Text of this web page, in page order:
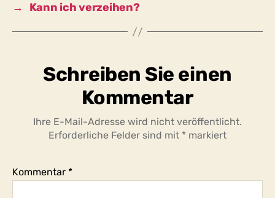
→
Kann ich verzeihen?
Schreiben Sie einen
Kommentar
Ihre E-Mail-Adresse wird nicht veröffentlicht.
Erforderliche Felder sind mit * markiert
Kommentar *